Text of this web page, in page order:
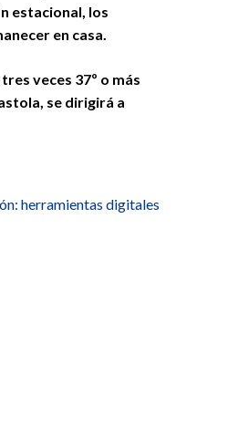
estacional, los
en casa.
veces 37º o más
se dirigirá a
herramientas digitales